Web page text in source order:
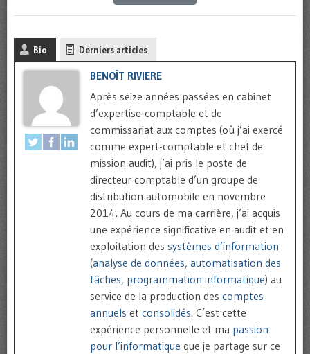
Bio Derniers articles
BENOÎT RIVIERE
Après seize années passées en cabinet
d’expertise-comptable et de
commissariat aux comptes (où j’ai exercé
comme expert-comptable et chef de
mission audit), j’ai pris le poste de
directeur comptable d’un groupe de
distribution automobile en novembre
2014. Au cours de ma carrière, j’ai acquis
une expérience significative en audit et en
exploitation des systèmes d’information
(analyse de données, automatisation des
tâches, programmation informatique) au
service de la production des comptes
annuels et consolidés. C’est cette
expérience personnelle et ma passion
pour l’informatique que je partage sur ce